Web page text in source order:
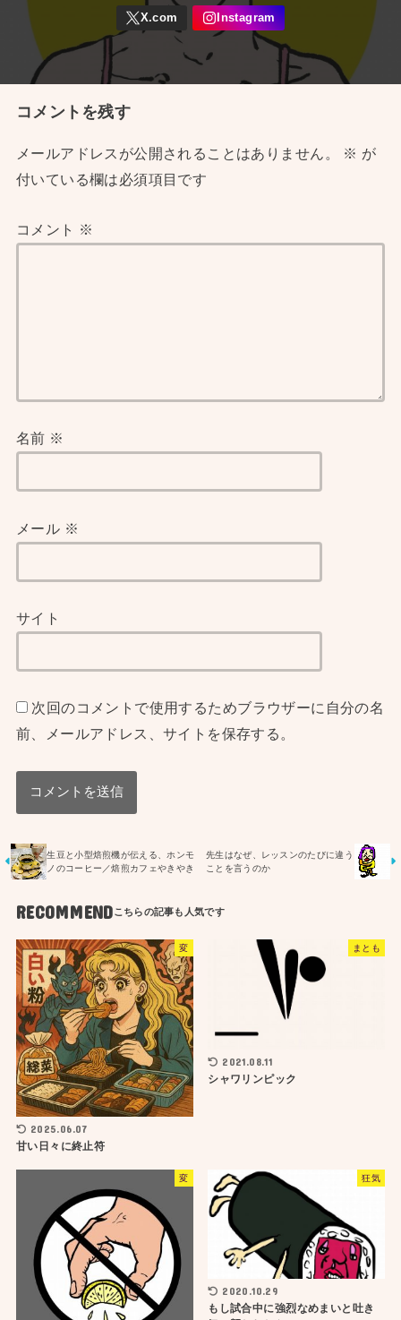
コメントを残す
メールアドレスが公開されることはありません。 ※ が
付いている欄は必須項目です
コメント ※
名前 ※
メール ※
サイト
次回のコメントで使用するためブラウザーに自分の名
前、メールアドレス、サイトを保存する。
生豆と小型焙煎機が伝える、ホンモ
ノのコーヒー／焙煎カフェやきやき
先生はなぜ、レッスンのたびに違う
ことを言うのか
RECOMMEND
変
2025.06.07
甘い日々に終止符
まとも
2021.08.11
シャワリンピック
変 狂気
2020.10.29
もし試合中に強烈なめまいと吐き